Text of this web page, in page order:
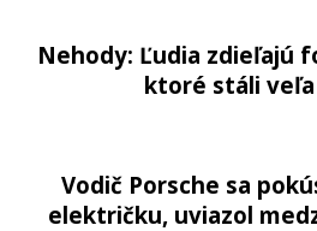
Nehody: Ľudia zdieľajú
ktoré stáli
Vodič Porsche sa
električku, uviazol